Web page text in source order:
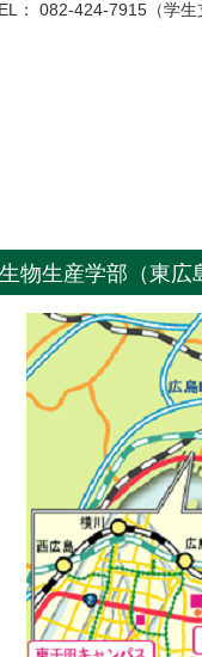
： 082-424-7915（学生
生物生産学部（東広